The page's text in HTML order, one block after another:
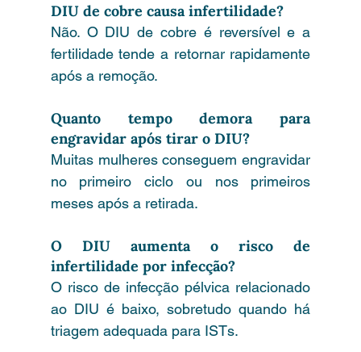
DIU de cobre causa infertilidade?
Não. O DIU de cobre é reversível e a
fertilidade tende a retornar rapidamente
após a remoção.
Quanto tempo demora para
engravidar após tirar o DIU?
Muitas mulheres conseguem engravidar
no primeiro ciclo ou nos primeiros
meses após a retirada.
O DIU aumenta o risco de
infertilidade por infecção?
O risco de infecção pélvica relacionado
ao DIU é baixo, sobretudo quando há
triagem adequada para ISTs.